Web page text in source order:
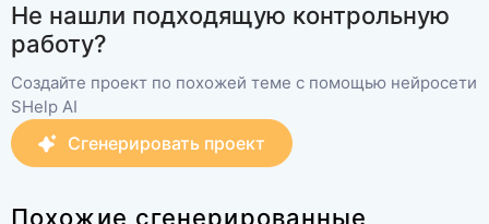
что Ваши ответы
правильные,
практическое задание
зачтено.
что Ваши ответы
Не нашли подходящую контрольную
работу?
Создайте проект по похожей теме с помощью нейросети
SHelp AI
Сгенерировать проект
Похожие сгенерированные